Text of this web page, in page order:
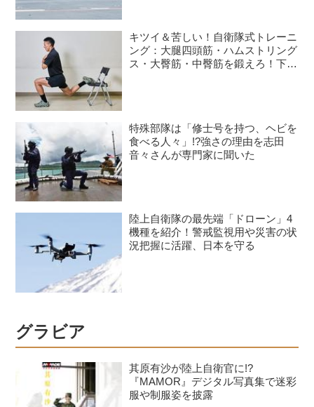
キツイ＆苦しい！自衛隊式トレーニ
ング：大腿四頭筋・ハムストリング
ス・大臀筋・中臀筋を鍛えろ！下半
特殊部隊は「修士号を持つ、ヘビを
食べる人々」!?強さの理由を志田
音々さんが専門家に聞いた
陸上自衛隊の最先端「ドローン」4
機種を紹介！警戒監視用や災害の状
況把握に活躍、日本を守る
グラビア
其原有沙が陸上自衛官に!?
『MAMOR』デジタル写真集で迷彩
服や制服姿を披露